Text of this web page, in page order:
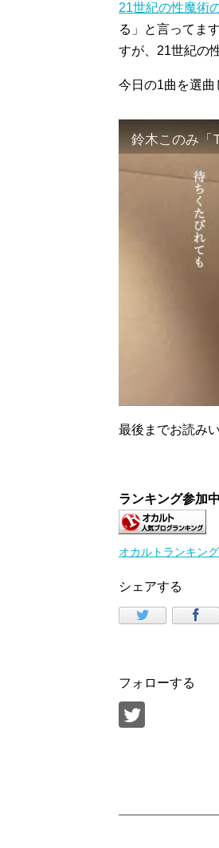
21世紀の性魔術
る」と言ってま
すが、21世紀の
今日の1曲を選曲
最後までお読み
ランキング参加
オカルトランキング
シェアする
フォローする